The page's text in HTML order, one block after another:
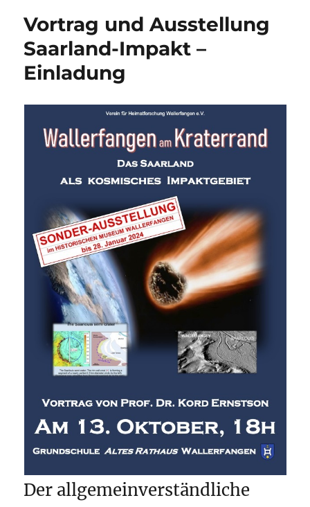
Vortrag und Ausstellung
Saarland-Impakt –
Einladung
Der allgemeinverständliche